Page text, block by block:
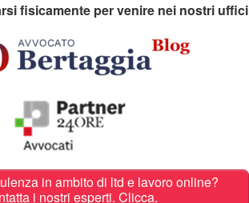
fisicamente per venire nei nostri uffici
in ambito di ltd e lavoro online?
i nostri esperti. Clicca.